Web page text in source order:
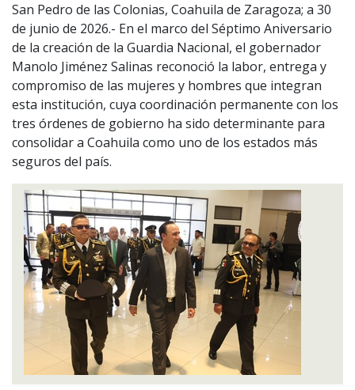
San Pedro de las Colonias, Coahuila de Zaragoza; a 30
de junio de 2026.- En el marco del Séptimo Aniversario
de la creación de la Guardia Nacional, el gobernador
Manolo Jiménez Salinas reconoció la labor, entrega y
compromiso de las mujeres y hombres que integran
esta institución, cuya coordinación permanente con los
tres órdenes de gobierno ha sido determinante para
consolidar a Coahuila como uno de los estados más
seguros del país.